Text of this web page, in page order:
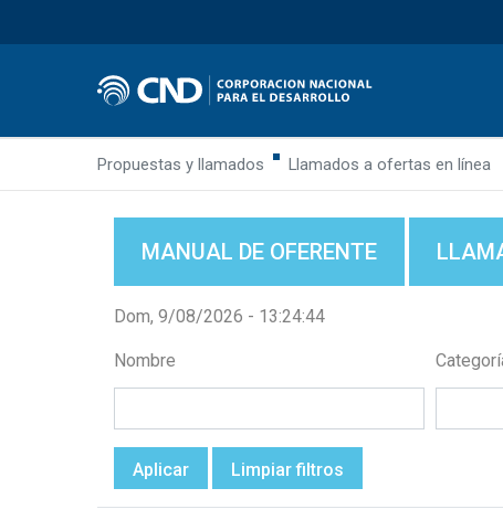
Propuestas y llamados Llamados a ofertas en línea
MANUAL DE OFERENTE
Dom, 9/08/2026 - 13:24:45
Nombre
Aplicar Limpiar filtros